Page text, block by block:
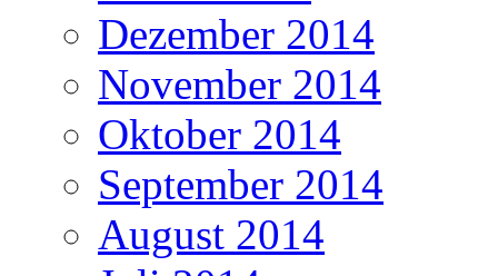
Dezember 2014
November 2014
Oktober 2014
September 2014
August 2014